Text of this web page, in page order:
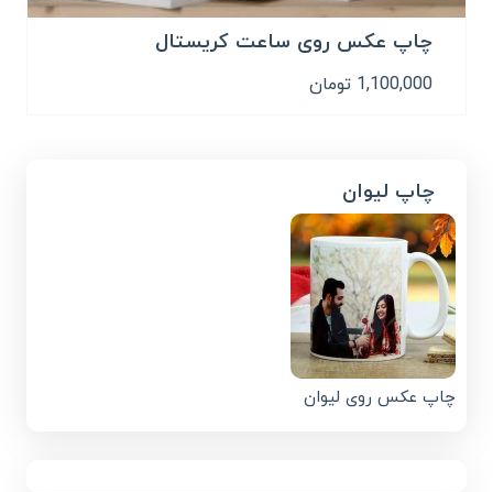
چاپ عکس روی ساعت کریستال
1,100,000 تومان
چاپ لیوان
چاپ عکس روی لیوان